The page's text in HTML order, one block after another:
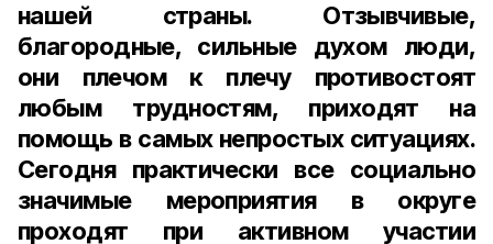
нашей страны. Отзывчивые,
благородные, сильные духом люди,
они плечом к плечу противостоят
любым трудностям, приходят на
помощь в самых непростых ситуациях.
Сегодня практически все социально
значимые мероприятия в округе
проходят при активном участии